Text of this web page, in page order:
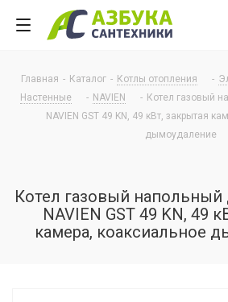
Главная - Каталог - Котлы отопления -
Настенные
- NAVIEN - Котел газовый
NAVIEN GST 49 KN, 49 кВт, закрытая
дымоудаление
Котел газовый напольный
NAVIEN GST 49 KN, 49
камера, коаксиальное